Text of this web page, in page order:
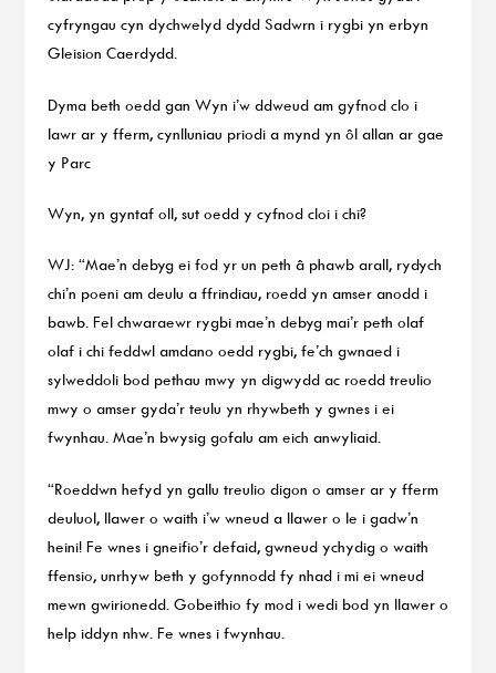
cyfryngau cyn dychwelyd dydd Sadwrn i rygbi yn erbyn
Gleision Caerdydd.
Dyma beth oedd gan Wyn i’w ddweud am gyfnod clo i
lawr ar y fferm, cynlluniau priodi a mynd yn ôl allan ar gae
y Parc
Wyn, yn gyntaf oll, sut oedd y cyfnod cloi i chi?
WJ: “Mae’n debyg ei fod yr un peth â phawb arall, rydych
chi’n poeni am deulu a ffrindiau, roedd yn amser anodd i
bawb. Fel chwaraewr rygbi mae’n debyg mai’r peth olaf
olaf i chi feddwl amdano oedd rygbi, fe’ch gwnaed i
sylweddoli bod pethau mwy yn digwydd ac roedd treulio
mwy o amser gyda’r teulu yn rhywbeth y gwnes i ei
fwynhau. Mae’n bwysig gofalu am eich anwyliaid.
“Roeddwn hefyd yn gallu treulio digon o amser ar y fferm
deuluol, llawer o waith i’w wneud a llawer o le i gadw’n
heini! Fe wnes i gneifio’r defaid, gwneud ychydig o waith
ffensio, unrhyw beth y gofynnodd fy nhad i mi ei wneud
mewn gwirionedd. Gobeithio fy mod i wedi bod yn llawer o
help iddyn nhw. Fe wnes i fwynhau.